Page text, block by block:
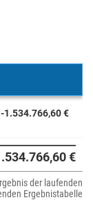
-1.534.766,60 €
€
der laufenden
Ergebnistabelle